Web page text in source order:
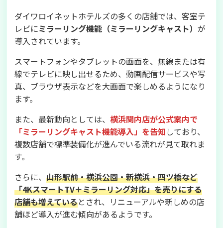
ダイワロイネットホテルズの多くの店舗では、客室テ
レビにミラーリング機能（ミラーリングキャスト） が
導入されています。
スマートフォンやタブレットの画面を、無線または有
線でテレビに映し出せるため、動画配信サービスや写
真、ブラウザ表示などを大画面で楽しめるようになり
ます。
また、最新動向としては、 横浜関内店が公式案内で
「ミラーリングキャスト機能導入」を告知しており、
複数店舗で標準装備化が進んでいる流れが見て取れま
す。
さらに、 山形駅前・横浜公園・新横浜・四ツ橋など
「4KスマートTV＋ミラーリング対応」を売りにする
店舗も増えているとされ、リニューアルや新しめの店
舗ほど導入が進む傾向があるようです。